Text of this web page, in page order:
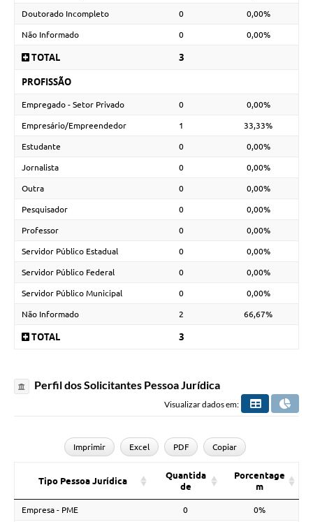
Doutorado Incompleto 0 0,00%
Não Informado 0 0,00%
TOTAL
3
PROFISSÃO
Empregado - Setor Privado 0 0,00%
Empresário/Empreendedor 1 33,33%
Estudante 0 0,00%
Jornalista 0 0,00%
Outra 0 0,00%
Pesquisador 0 0,00%
Professor 0 0,00%
Servidor Público Estadual 0 0,00%
Servidor Público Federal 0 0,00%
Servidor Público Municipal 0 0,00%
Não Informado 2 66,67%
TOTAL 3
Perfil dos Solicitantes Pessoa Jurídica
Visualizar dados em:
Imprimir Excel PDF Copiar
Tipo Pessoa Jurídica
Quantida
de
Porcentage
m
Empresa - PME 0 0%